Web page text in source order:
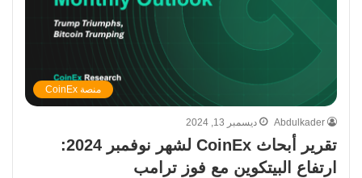
منصة CoinEx
Abdulkader ديسمبر 13, 2024
تقرير أبحاث CoinEx لشهر نوفمبر 2024:
ارتفاع البيتكوين مع فوز ترامب